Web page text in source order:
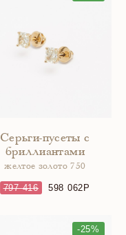
Серьги-пусеты с
бриллиантами
желтое золото 750
797 416 598 062
-25%